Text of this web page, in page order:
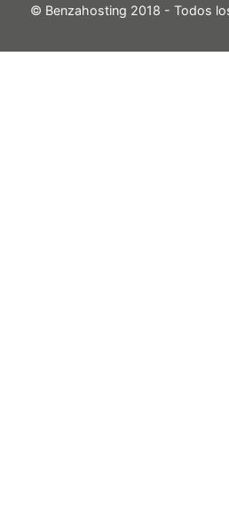
© Benzahosting 2018 - Todos